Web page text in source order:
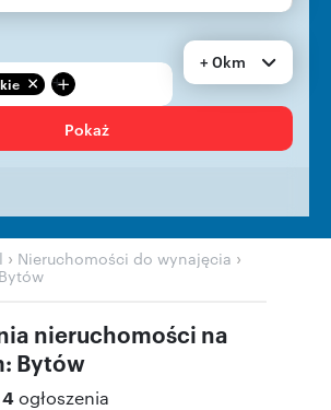
+
+ 0km
Pokaż
› Nieruchomości do wynajęcia ›
Bytów
nieruchomości na
Bytów
4ogłoszenia